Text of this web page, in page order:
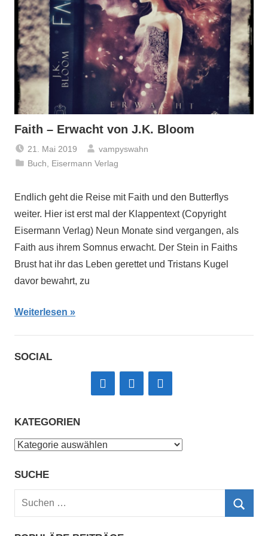
Faith – Erwacht von J.K. Bloom
21. Mai 2019
vampyswahn
Buch
Eisermann Verlag
Endlich geht die Reise mit Faith und den Butterflys
weiter. Hier ist erst mal der Klappentext (Copyright
Eisermann Verlag) Neun Monate sind vergangen, als
Faith aus ihrem Somnus erwacht. Der Stein in Faiths
Brust hat ihr das Leben gerettet und Tristans Kugel
davor bewahrt, zu
Weiterlesen
SOCIAL
KATEGORIEN
Kategorien
SUCHE
Suchen